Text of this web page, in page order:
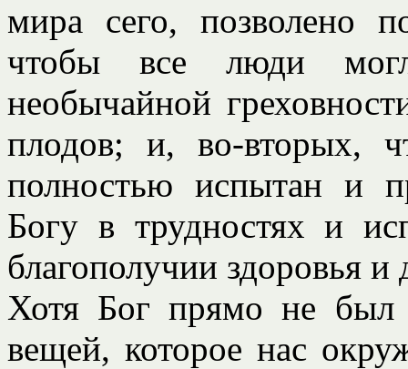
мира сего, позволено
чтобы все люди
необычайной
плодов; и, во-вторых,
полностью испытан и
Богу в трудностях и
благополучии здоровья и
Хотя Бог прямо не был
вещей, которое нас